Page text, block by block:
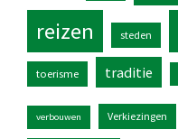
reizen steden
toerisme traditie
verbouwen Verkiezingen